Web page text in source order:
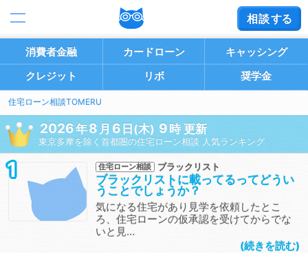
消費者金融 カードローン
キャッシング
クレジット
リボ 奨学金
住宅ローン相談TOMERU
2026年8 月 6 日(木) 9 時 更新
東京多摩を除く首都圏の住宅ローン相談 人気ランキング
1 住宅ローン相談 ブラックリスト
ブラックリストに載ってるってどうい
うことでしょうか？
気になる住宅があり見学を依頼したとこ
ろ、住宅ローンの仮承認を受けてからでな
いと見…
続きを読む
相談する